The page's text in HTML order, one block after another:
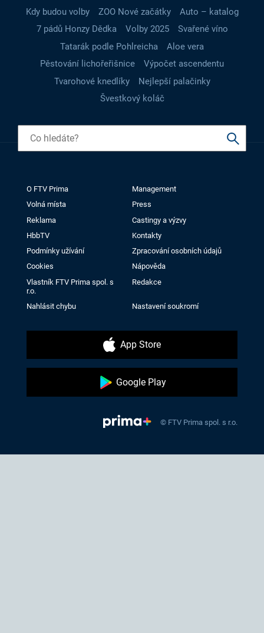
Kdy budou volby
ZOO Nové začátky
Auto – katalog
7 pádů Honzy Dědka
Volby 2025
Svařené víno
Tatarák podle Pohlreicha
Aloe vera
Pěstování lichořeřišnice
Výpočet ascendentu
Tvarohové knedlíky
Nejlepší palačinky
Švestkový koláč
O FTV Prima
Management
Volná místa
Press
Reklama
Castingy a výzvy
HbbTV
Kontakty
Podmínky užívání
Zpracování osobních údajů
Cookies
Nápověda
Vlastník FTV Prima spol. s
r.o.
Redakce
Nahlásit chybu Nastavení soukromí
App Store
Google Play
© FTV Prima spol. s r.o.